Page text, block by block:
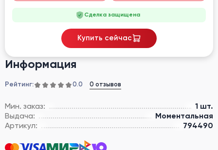
Информация
Рейтинг: 0.0 0 отзывов
Мин. заказ:
1 шт.
Выдача:
Моментальная
Артикул:
794490
Сделка защищена
Купить сейчас